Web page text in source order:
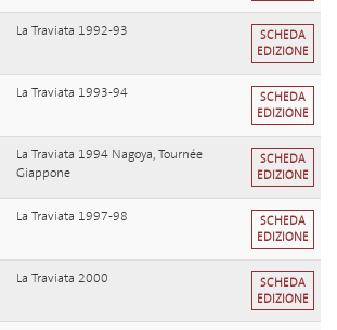
La Traviata 1992-93
SCHEDA
EDIZIONE
La Traviata 1993-94
SCHEDA
EDIZIONE
La Traviata 1994 Nagoya, Tournée
Giappone
SCHEDA
EDIZIONE
La Traviata 1997-98
SCHEDA
EDIZIONE
La Traviata 2000
SCHEDA
EDIZIONE